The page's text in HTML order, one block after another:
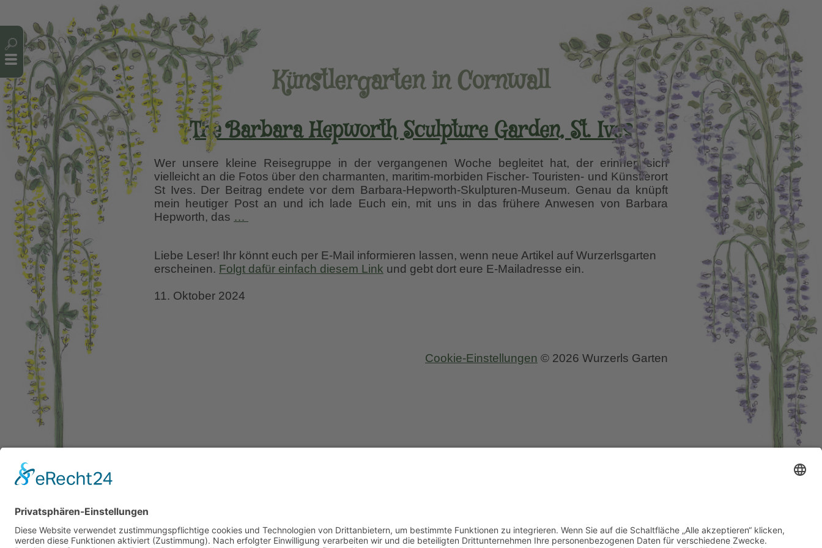
Künstlergarten in Cornwall
The Barbara Hepworth Sculpture Garden, St. Ives
Wer unsere kleine Reisegruppe in der vergangenen Woche begleitet hat, der erinnert sich
vielleicht an die Fotos über den charmanten, maritim-morbiden Fischer- Touristen- und Künstlerort
St Ives. Der Beitrag endete vor dem Barbara-Hepworth-Skulpturen-Museum. Genau da knüpft
mein heutiger Post an und ich lade Euch ein, mit uns in das frühere Anwesen von Barbara
Hepworth, das …
Sculpture
Garden,
Liebe Leser! Ihr könnt euch per E-Mail informieren lassen, wenn neue Artikel auf Wurzerlsgarten
erscheinen. Folgt dafür einfach diesem Link und gebt dort eure E-Mailadresse ein.
11. Oktober 2024
Cookie-Einstellungen © 2026 Wurzerls Garten
Cookie-Einstellungen